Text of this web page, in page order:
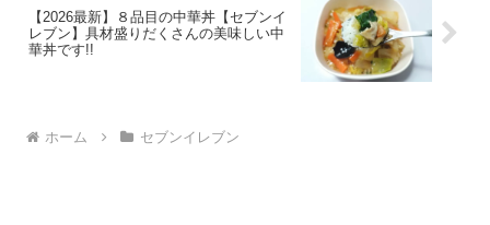
【2026最新】８品目の中華丼【セブンイ
レブン】具材盛りだくさんの美味しい中
華丼です!!
ホーム セブンイレブン